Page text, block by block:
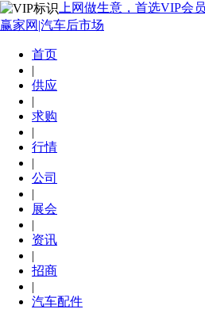
上网做生意，首选VIP会员
赢家网|汽车后市场
首页
|
供应
|
求购
|
行情
|
公司
|
展会
|
资讯
|
招商
|
汽车配件